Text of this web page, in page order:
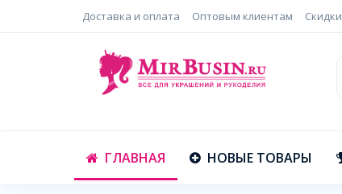
Доставка и оплата Оптовым клиентам Скидки
ГЛАВНАЯ НОВЫЕ ТОВАРЫ